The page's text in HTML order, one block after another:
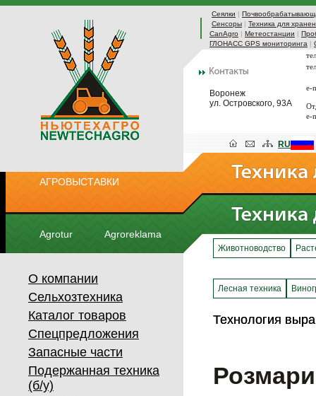
Сеялки |
Сенсоры | Техника для
CanAgro | Метеостанции |
ГЛОНАСС GPS мониторинга |
Воронеж
ул. Островского, 93А
e-
e-
АГРОВЫСТАВКИ
Agrotur Agroreklama
RU
О компании
Сельхозтехника
Каталог товаров
Спецпредложения
Запасные части
Подержанная техника
(б/у)
Животноводство
Лесная техника
Технология
Технология